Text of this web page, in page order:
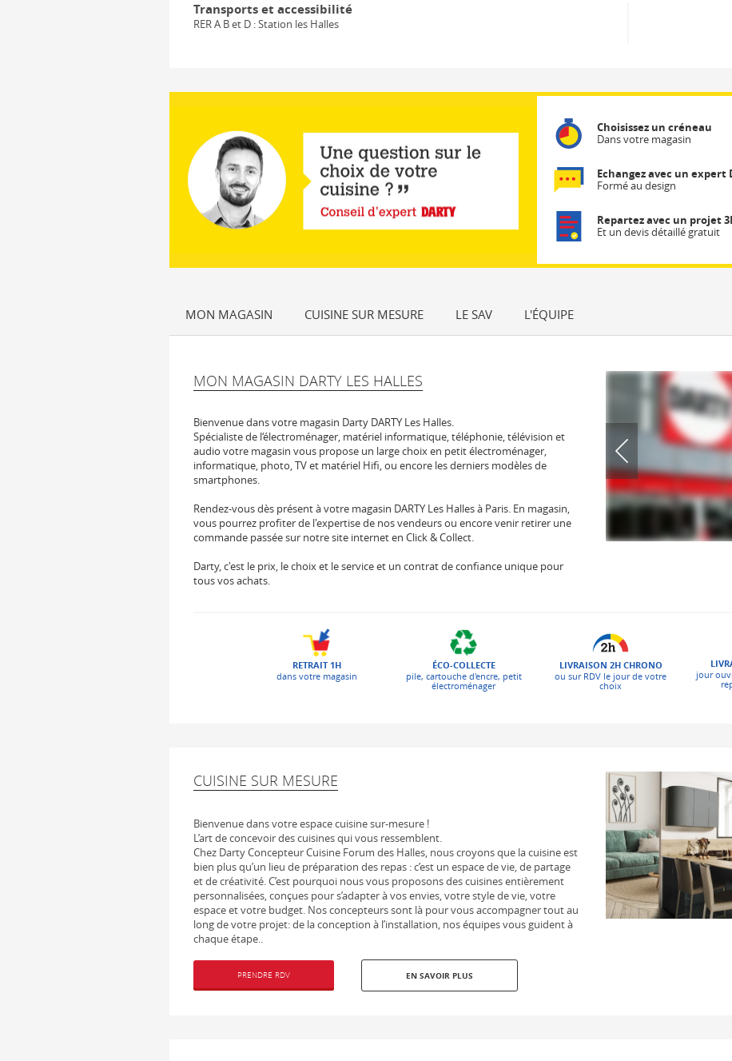
Transports et accessibilité
RER A B et D : Station les Halles
Choisissez un créneau
Dans votre magasin
Echangez avec un expert
Formé au design
Repartez avec un projet
Et un devis détaillé gratuit
MON MAGASIN CUISINE SUR MESURE LE SAV L'ÉQUIPE
MON MAGASIN DARTY LES HALLES
Bienvenue dans votre magasin Darty DARTY Les Halles.
Spécialiste de l‘électroménager, matériel informatique, téléphonie, télévision et
audio votre magasin vous propose un large choix en petit électroménager,
informatique, photo, TV et matériel Hifi, ou encore les derniers modèles de
smartphones.
Rendez-vous dès présent à votre magasin DARTY Les Halles à Paris. En magasin,
vous pourrez profiter de l'expertise de nos vendeurs ou encore venir retirer une
commande passée sur notre site internet en Click & Collect.
Darty, c'est le prix, le choix et le service et un contrat de confiance unique pour
tous vos achats.
RETRAIT 1H
dans votre magasin
ÉCO-COLLECTE
pile, cartouche d'encre, petit
électroménager
LIVRAISON 2H CHRONO
ou sur RDV le jour de votre
choix
jour
CUISINE SUR MESURE
Bienvenue dans votre espace cuisine sur-mesure !
L’art de concevoir des cuisines qui vous ressemblent.
Chez Darty Concepteur Cuisine Forum des Halles, nous croyons que la cuisine est
bien plus qu’un lieu de préparation des repas : c’est un espace de vie, de partage
et de créativité. C’est pourquoi nous vous proposons des cuisines entièrement
personnalisées, conçues pour s’adapter à vos envies, votre style de vie, votre
espace et votre budget. Nos concepteurs sont là pour vous accompagner tout au
long de votre projet: de la conception à l’installation, nos équipes vous guident à
chaque étape..
PRENDRE RDV EN SAVOIR PLUS